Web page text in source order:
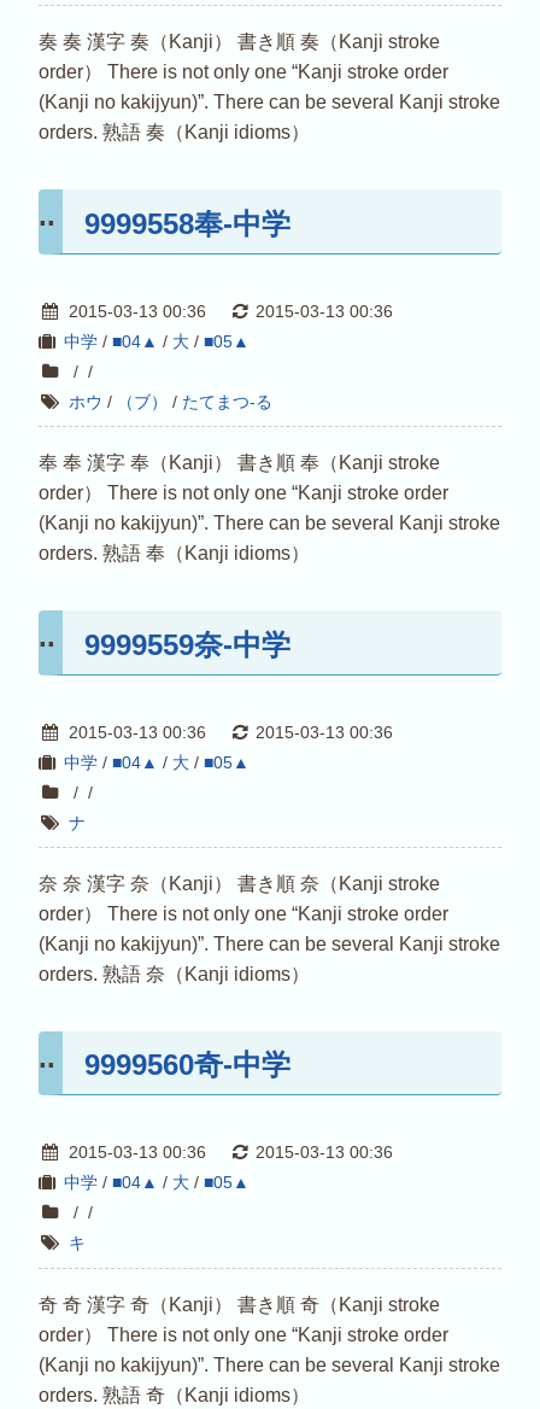
奏 奏 漢字 奏（Kanji） 書き順 奏（Kanji stroke
order） There is not only one “Kanji stroke order
(Kanji no kakijyun)”. There can be several Kanji stroke
orders. 熟語 奏（Kanji idioms）
9999558奉-中学
2015-03-13 00:36
2015-03-13 00:36
中学/ ■04▲ / 大/ ■05▲
/ /
ホウ / （ブ） / たてまつ-る
奉 奉 漢字 奉（Kanji） 書き順 奉（Kanji stroke
order） There is not only one “Kanji stroke order
(Kanji no kakijyun)”. There can be several Kanji stroke
orders. 熟語 奉（Kanji idioms）
9999559奈-中学
2015-03-13 00:36
2015-03-13 00:36
中学/ ■04▲ / 大/ ■05▲
/ /
ナ
奈 奈 漢字 奈（Kanji） 書き順 奈（Kanji stroke
order） There is not only one “Kanji stroke order
(Kanji no kakijyun)”. There can be several Kanji stroke
orders. 熟語 奈（Kanji idioms）
9999560奇-中学
2015-03-13 00:36
2015-03-13 00:36
中学/ ■04▲ / 大/ ■05▲
/ /
キ
奇 奇 漢字 奇（Kanji） 書き順 奇（Kanji stroke
order） There is not only one “Kanji stroke order
(Kanji no kakijyun)”. There can be several Kanji stroke
orders. 熟語 奇（Kanji idioms）